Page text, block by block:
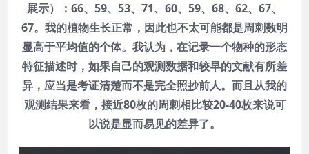
展示）：66、59、53、71、60、59、68、62、67、
67。我的植物生长正常，因此也不太可能都是周刺数明
显高于平均值的个体。我认为，在记录一个物种的形态
特征描述时，如果自己的观测数据和较早的文献有所差
异，应当是考证清楚而不是完全照抄前人。而且从我的
观测结果来看，接近80枚的周刺相比较20-40枚来说可
以说是显而易见的差异了。